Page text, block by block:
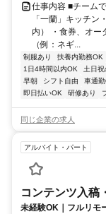
仕事内容 ■チーム
「一蘭」キッチン
内） ・食券、オー
（例：ネギ...
制服あり 扶養内勤務OK
1日4時間以内OK
土日
早朝
シフト自由 車通
即日払いOK
研修あり
同じ企業の求人
アルバイト・パート
コンテンツ入稿
未経験OK｜フルリモ